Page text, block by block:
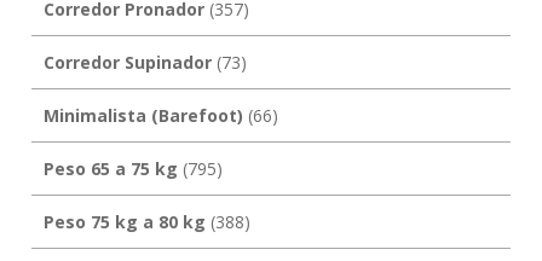
Corredor Pronador(357)
Corredor Supinador(73)
Minimalista (Barefoot) (66)
Peso 65 a 75 kg (795)
Peso 75 kg a 80 kg (388)